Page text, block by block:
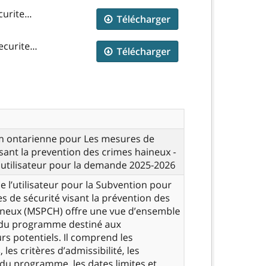
Télécharger
Télécharger
ontarienne pour Les mesures de
la prevention des crimes haineux -
pour la demande 2025-2026
l’utilisateur pour la Subvention pour
de sécurité visant la prévention des
(MSPCH) offre une vue d’ensemble
programme destiné aux
potentiels. Il comprend les
les critères d’admissibilité, les